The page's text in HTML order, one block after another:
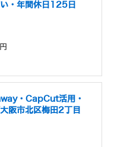
・年間休日125日
・CapCut活用・
阪市北区梅田2丁目